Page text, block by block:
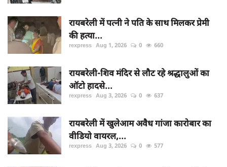
रायबरेली में पत्नी ने पति के साथ मिलकर प्रेमी
की हत्या...
rexpress Aug 1, 2026 0 660
रायबरेली-शिव मंदिर से लौट रहे श्रद्धालुओं का
ऑटो हादसे...
rexpress Aug 3, 2026 0 637
रायबरेली में खुलेआम अवैध गांजा कारोबार का
वीडियो वायरल,...
rexpress Aug 3, 2026 0 577